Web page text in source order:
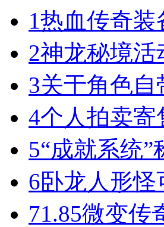
1热血传奇装
2神龙秘境活
3关于角色
4个人拍卖寄
5“成就系统
6卧龙人形
71.85微变传